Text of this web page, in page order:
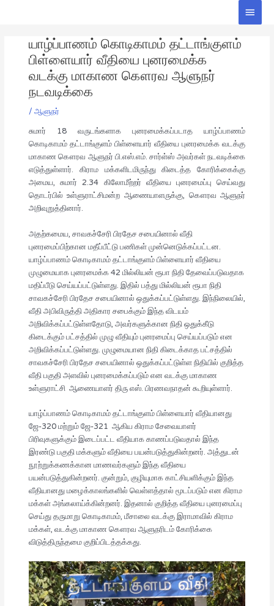
Main
யாழ்ப்பாணம் கொடிகாமம் தட்டாங்குளம்
பிள்ளையார் வீதியை புனரமைக்க
வடக்கு மாகாண கௌரவ ஆளுநர்
நடவடிக்கை
/ ஆளுநர்
சுமார் 18 வருடங்களாக புனரமைக்கப்படாத யாழ்ப்பாணம்
கொடிகாமம் தட்டாங்குளம் பிள்ளையார் வீதியை புனரமைக்க வடக்கு
மாகாண கௌரவ ஆளுநர் பி.எஸ்.எம். சார்ள்ஸ் அவர்கள் நடவடிக்கை
எடுத்துள்ளார். கிராம மக்களிடமிருந்து கிடைத்த கோரிக்கைக்கு
அமைய, சுமார் 2.34 கிலோமீற்றர் வீதியை புனரமைப்பு செய்வது
தொடர்பில் உள்ளுராட்சிமன்ற ஆணையாளருக்கு, கௌரவ ஆளுநர்
அறிவுறுத்தினார்.
அதற்கமைய, சாவகச்சேரி பிரதேச சபையினால் வீதி
புனரமைப்பிற்கான மதீப்பீட்டு பணிகள் முன்னெடுக்கப்பட்டன.
யாழ்ப்பாணம் கொடிகாமம் தட்டாங்குளம் பிள்ளையார் வீதியை
முழுமையாக புனரமைக்க 42 மில்லியன் ரூபா நிதி தேவைப்படுவதாக
மதிப்பீடு செய்யப்பட்டுள்ளது. இதில் பத்து மில்லியன் ரூபா நிதி
சாவகச்சேரி பிரதேச சபையினால் ஒதுக்கப்பட்டுள்ளது. இந்நிலையில்,
வீதி அபிவிருத்தி அதிகார சபைக்கும் இந்த விடயம்
அறிவிக்கப்பட்டுள்ளதோடு, அவர்களுக்கான நிதி ஒதுக்கீடு
கிடைக்கும் பட்சத்தில் முழு வீதியும் புனரமைப்பு செய்யப்படும் என
அறிவிக்கப்பட்டுள்ளது. முழுமையான நிதி கிடைக்காத பட்சத்தில்
சாவகச்சேரி பிரதேச சபையினால் ஒதுக்கப்பட்டுள்ள நிதியில் குறித்த
வீதி பகுதி அளவில் புனரமைக்கப்படும் என வடக்கு மாகாண
உள்ளுராட்சி ஆணையாளர் திரு எஸ். பிரணவநாதன் கூறியுள்ளார்.
யாழ்ப்பாணம் கொடிகாமம் தட்டாங்குளம் பிள்ளையார் வீதியானது
ஜே-320 மற்றும் ஜே-321 ஆகிய கிராம சேவையாளர்
பிரிவுகளுக்கும் இடைப்பட்ட வீதியாக காணப்படுவதால் இந்த
இரண்டு பகுதி மக்களும் வீதியை பயன்படுத்துகின்றனர். அத்துடன்
நூற்றுக்கணக்கான மாணவர்களும் இந்த வீதியை
பயன்படுத்துகின்றனர். குன்றும், குழியுமாக காட்சியளிக்கும் இந்த
வீதியானது மழைக்காலங்களில் வெள்ளத்தால் மூடப்படும் என கிராம
மக்கள் அங்கலாய்க்கின்றனர். இதனால் குறித்த வீதியை புனரமைப்பு
செய்து தருமாறு கொடிகாமம், மீசாலை வடக்கு இராமாவில் கிராம
மக்கள், வடக்கு மாகாண கௌரவ ஆளுநரிடம் கோரிக்கை
விடுத்திருந்தமை குறிப்பிடத்தக்கது.
navigation